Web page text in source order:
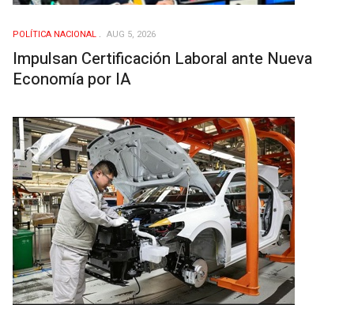
POLÍ­TICA NACIONAL AUG 5, 2026
Impulsan Certificación Laboral ante Nueva
Economía por IA